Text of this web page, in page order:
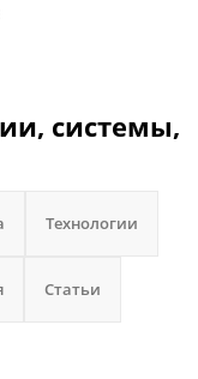
системы,
Технологии
Статьи